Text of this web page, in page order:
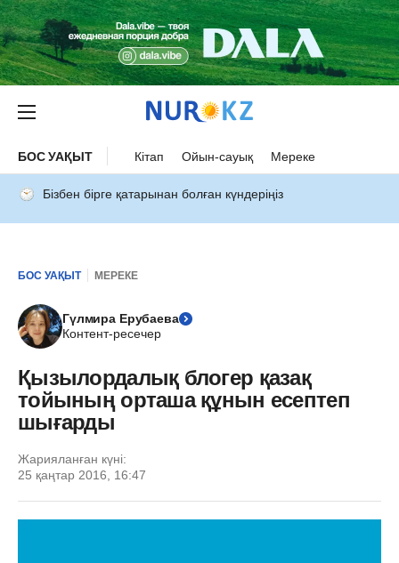
БОС УАҚЫТ Кітап Ойын-сауық Мереке
Бізбен бірге қатарынан болған күндеріңіз
БОС УАҚЫТ МЕРЕКЕ
Гүлмира Ерубаева
Контент-ресечер
Қызылордалық блогер қазақ
тойының орташа құнын есептеп
шығарды
Жарияланған күні:
25 қаңтар 2016, 16:47